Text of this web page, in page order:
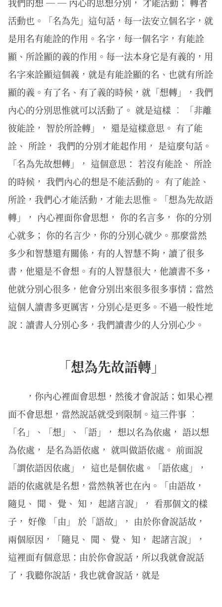
活動也。「名為先」這句話，每一法安立個名字，就
是用名有能詮的作用。名字，每一個名字，有能詮
顯、所詮顯的義的作用。每一法本身它是有義的，用
名字來詮顯這個義，就是有能詮顯的名、也就有所詮
顯的義。有了名、有了義的時候，就「想轉」，我們
內心的分別思惟就可以活動了。 就是這樣 ︰ 「非離
彼能詮， 智於所詮轉」， 還是這樣意思。 有了能
詮、 所詮， 我們的分別才能起作用， 是這麼句話。
「名為先故想轉」， 這個意思： 若沒有能詮、 所詮
的時候， 我們內心的想是不能活動的。 有了能詮、
所詮，我們心才能活動，才能去思惟。「想為先故語
轉」， 內心裡面你會思想， 你的名言多， 你的分別
心就多； 你的名言少，你的分別心就少。那麼當然
多少和智慧還有關係，有的人智慧不夠，讀了很多
書，他還是不會想。有的人智慧很大，他讀書不多，
他就分別心很多，他會分別出來很多很多事情；當然
這個人讀書多更厲害，分別心是更多。不過一般性地
說：讀書人分別心多，我們讀書少的人分別心少。
「想為先故語轉」
，你內心裡面會思想，然後才會說話；如果心裡
面不會思想，當然說話就受到限制。這三件事 ︰
「名」、「想」、「語」， 想以名為依處， 語以想
為依處， 是名為語依處， 就叫做語依處。 前面說
「謂依語因依處」， 這也是個依處。「語依處」，
語的依處就是名想，當然執著也在內。「由語故，
隨見、 聞、 覺、 知， 起諸言說」， 看那個文的樣
子， 好像 「由」 於「語故」， 由於你會說話故，
兩個原因，「隨見、 聞、 覺、 知， 起諸言說」，
這裡面有個意思：由於你會說話，所以我就會說話
了，我聽你說話，我也就會說話，就是